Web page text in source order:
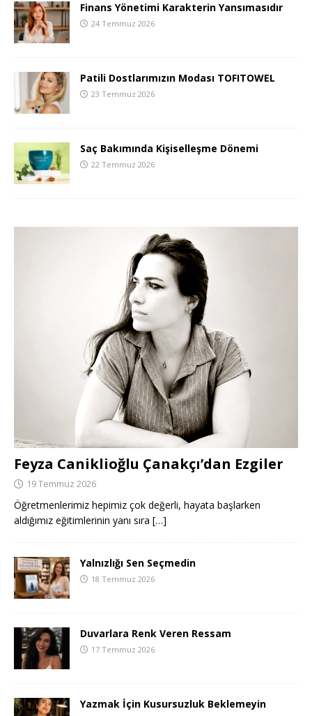
Finans Yönetimi Karakterin Yansımasıdır
24 Temmuz 2026
Patili Dostlarımızın Modası TOFITOWEL
23 Temmuz 2026
Saç Bakımında Kişiselleşme Dönemi
22 Temmuz 2026
Feyza Caniklioğlu Çanakçı’dan Ezgiler
19 Temmuz 2026
Öğretmenlerimiz hepimiz çok değerli, hayata başlarken
aldığımız eğitimlerinin yanı sıra […]
Yalnızlığı Sen Seçmedin
18 Temmuz 2026
Duvarlara Renk Veren Ressam
17 Temmuz 2026
Yazmak İçin Kusursuzluk Beklemeyin